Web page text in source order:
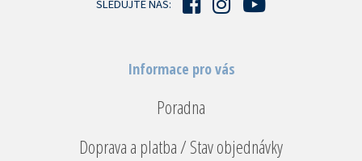
SLEDUJTE NÁS:
Informace pro vás
Poradna
Doprava a platba / Stav objednávky